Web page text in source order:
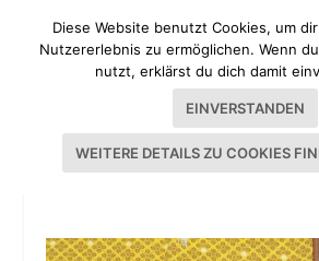
IMG_6309.JPG
Diese Website benutzt Cookies, um
Nutzererlebnis zu ermöglichen. Wenn
nutzt, erklärst du dich damit
EINVERSTANDEN
WEITERE DETAILS ZU COOKIES